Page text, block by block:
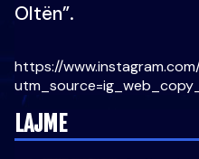
Oltën”.
https://
LAJME